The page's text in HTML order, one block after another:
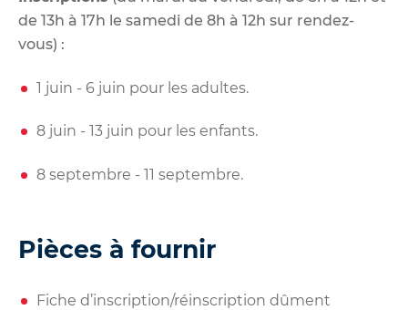
de 13h à 17h le samedi de 8h à 12h sur rendez-
vous) :
1 juin - 6 juin pour les adultes.
8 juin - 13 juin pour les enfants.
8 septembre - 11 septembre.
Pièces à fournir
Fiche d’inscription/réinscription dûment